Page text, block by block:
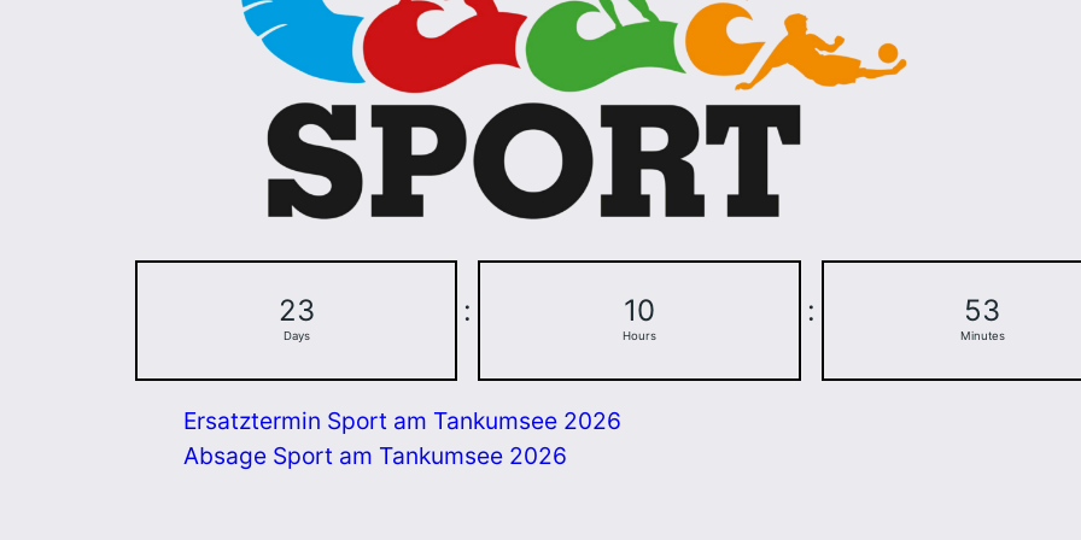
23
Days
: 10
Hours
: 53
Minutes
Ersatztermin Sport am Tankumsee 2026
Absage Sport am Tankumsee 2026